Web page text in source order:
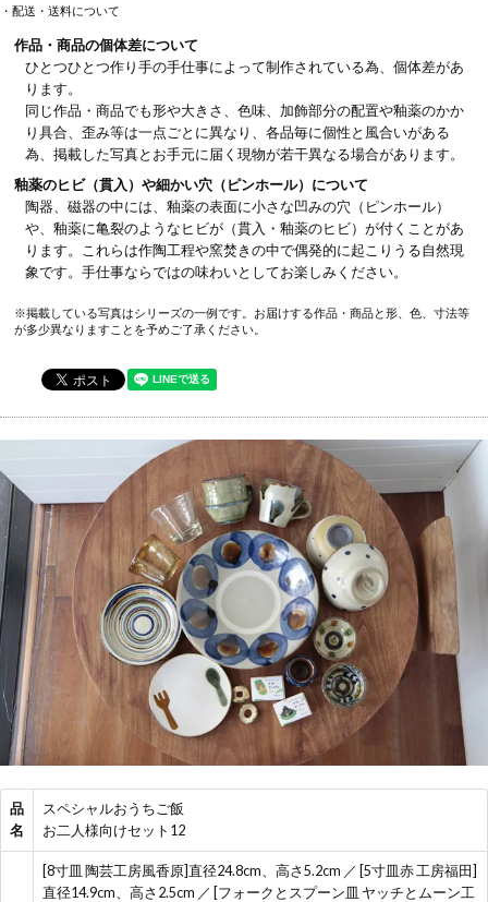
・配送・送料について
作品・商品の個体差について
ひとつひとつ作り手の手仕事によって制作されている為、個体差があ
ります。
同じ作品・商品でも形や大きさ、色味、加飾部分の配置や釉薬のかか
り具合、歪み等は一点ごとに異なり、各品毎に個性と風合いがある
為、掲載した写真とお手元に届く現物が若干異なる場合があります。
釉薬のヒビ（貫入）や細かい穴（ピンホール）について
陶器、磁器の中には、釉薬の表面に小さな凹みの穴（ピンホール）
や、釉薬に亀裂のようなヒビが（貫入・釉薬のヒビ）が付くことがあ
ります。これらは作陶工程や窯焚きの中で偶発的に起こりうる自然現
象です。手仕事ならではの味わいとしてお楽しみください。
※掲載している写真はシリーズの一例です。お届けする作品・商品と形、色、寸法等
が多少異なりますことを予めご了承ください。
品
名
スペシャルおうちご飯
お二人様向けセット12
[8寸皿 陶芸工房風香原]直径24.8cm、高さ5.2cm ／ [5寸皿赤 工房福田]
直径14.9cm、高さ2.5cm ／ [フォークとスプーン皿 ヤッチとムーン工